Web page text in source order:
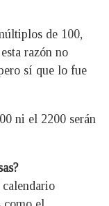
de 100,
razón no
sí que lo fue
ni el 2200 serán